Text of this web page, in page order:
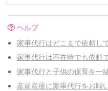
ヘルプ
家事代行はどこまで依頼し
家事代行は不在時でも依頼
家事代行と子供の保育を一
産前産後に家事代行をお願